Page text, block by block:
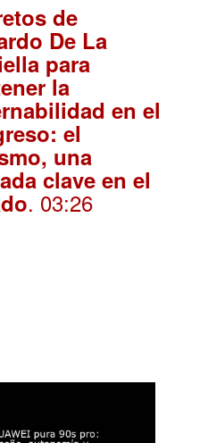
de
De La
para
la
en el
el
una
clave en el
. 03:26